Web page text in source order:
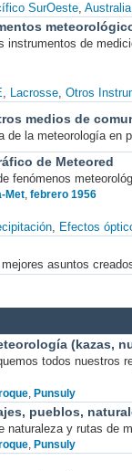
SurOeste Australia
instrumentos de
Lacrosse Otros
medios de
de la meteorología en
de Meteored
fenómenos
Met, febrero 1956
Efectos
asuntos
(kazas,
todos nuestros
, Punsuly
pueblos,
naturaleza y rutas de
, Punsuly